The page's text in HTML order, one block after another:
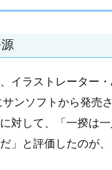
イラストレーター
ンソフトから発売
対して、「一揆は
」と評価したのが